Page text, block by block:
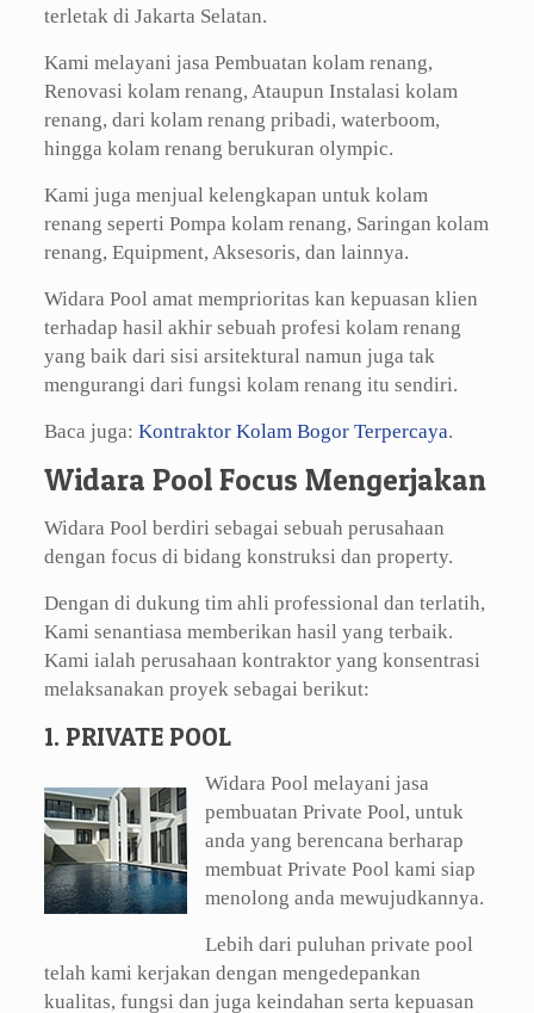
terletak di Jakarta Selatan.
Kami melayani jasa Pembuatan kolam renang,
Renovasi kolam renang, Ataupun Instalasi kolam
renang, dari kolam renang pribadi, waterboom,
hingga kolam renang berukuran olympic.
Kami juga menjual kelengkapan untuk kolam
renang seperti Pompa kolam renang, Saringan kolam
renang, Equipment, Aksesoris, dan lainnya.
Widara Pool amat memprioritas kan kepuasan klien
terhadap hasil akhir sebuah profesi kolam renang
yang baik dari sisi arsitektural namun juga tak
mengurangi dari fungsi kolam renang itu sendiri.
Baca juga: Kontraktor Kolam Bogor Terpercaya.
Widara Pool Focus Mengerjakan
Widara Pool berdiri sebagai sebuah perusahaan
dengan focus di bidang konstruksi dan property.
Dengan di dukung tim ahli professional dan terlatih,
Kami senantiasa memberikan hasil yang terbaik.
Kami ialah perusahaan kontraktor yang konsentrasi
melaksanakan proyek sebagai berikut:
1. PRIVATE POOL
Widara Pool melayani jasa
pembuatan Private Pool, untuk
anda yang berencana berharap
membuat Private Pool kami siap
menolong anda mewujudkannya.
Lebih dari puluhan private pool
telah kami kerjakan dengan mengedepankan
kualitas, fungsi dan juga keindahan serta kepuasan